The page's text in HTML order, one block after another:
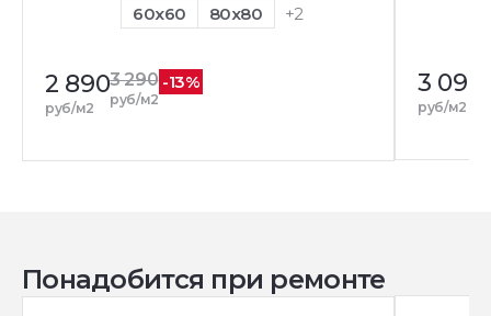
60x60 80x80 +2
2 890
руб/м2
3 290
руб/м2
-13% 3 090
руб/м2
Понадобится при ремонте